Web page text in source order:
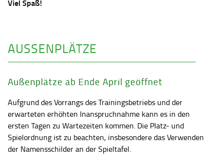
Viel Spaß!
AUSSENPLÄTZE
Außenplätze ab Ende April geöffnet
Aufgrund des Vorrangs des Trainingsbetriebs und der
erwarteten erhöhten Inanspruchnahme kann es in den
ersten Tagen zu Wartezeiten kommen. Die Platz- und
Spielordnung ist zu beachten, insbesondere das Verwenden
der Namensschilder an der Spieltafel.